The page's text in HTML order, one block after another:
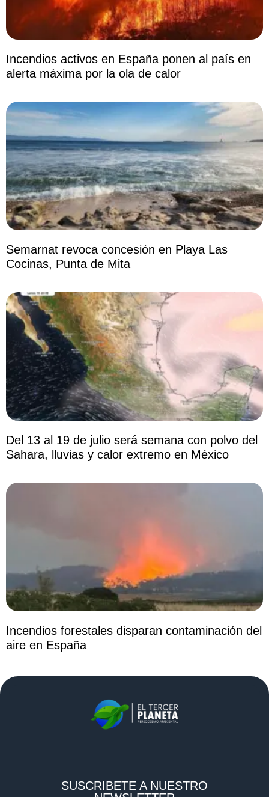
Incendios activos en España ponen al país en
alerta máxima por la ola de calor
Semarnat revoca concesión en Playa Las
Cocinas, Punta de Mita
Del 13 al 19 de julio será semana con polvo del
Sahara, lluvias y calor extremo en México
Incendios forestales disparan contaminación del
aire en España
SUSCRIBETE A NUESTRO